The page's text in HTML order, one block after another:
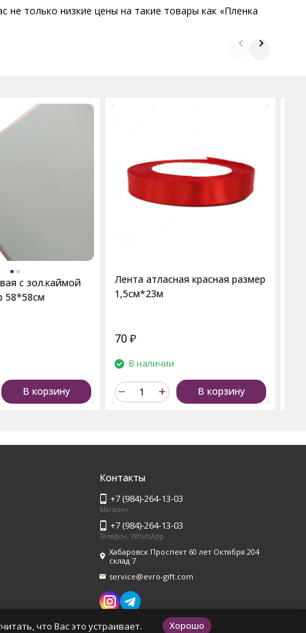
не только низкие цены на такие товары как «Пленка
с зол.каймой
58*58см
В корзину
Лента атласная красная размер
1,5см*23м
70₽
В наличии
В корзину
Контакты
+7 (984)-264-13-03
Магазин
+7 (984)-264-13-03
Телефон, WhatsApp
Хабаровск Проспект 60 лет Октября 204
склад 7
service@evro-gift.com
что Вас это устраивает. Хорошо